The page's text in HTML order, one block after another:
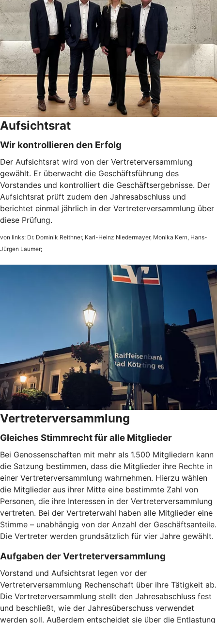
Aufsichtsrat
Wir kontrollieren den Erfolg
Der Aufsichtsrat wird von der Vertreterversammlung
gewählt. Er überwacht die Geschäftsführung des
Vorstandes und kontrolliert die Geschäftsergebnisse. Der
Aufsichtsrat prüft zudem den Jahresabschluss und
berichtet einmal jährlich in der Vertreterversammlung über
diese Prüfung.
von links: Dr. Dominik Reithner, Karl-Heinz Niedermayer, Monika Kern, Hans-
Jürgen Laumer;
Vertreterversammlung
Gleiches Stimmrecht für alle Mitglieder
Bei Genossenschaften mit mehr als 1.500 Mitgliedern kann
die Satzung bestimmen, dass die Mitglieder ihre Rechte in
einer Vertreterversammlung wahrnehmen. Hierzu wählen
die Mitglieder aus ihrer Mitte eine bestimmte Zahl von
Personen, die ihre Interessen in der Vertreterversammlung
vertreten. Bei der Vertreterwahl haben alle Mitglieder eine
Stimme – unabhängig von der Anzahl der Geschäftsanteile.
Die Vertreter werden grundsätzlich für vier Jahre gewählt.
Aufgaben der Vertreterversammlung
Vorstand und Aufsichtsrat legen vor der
Vertreterversammlung Rechenschaft über ihre Tätigkeit ab.
Die Vertreterversammlung stellt den Jahresabschluss fest
und beschließt, wie der Jahresüberschuss verwendet
werden soll. Außerdem entscheidet sie über die Entlastung